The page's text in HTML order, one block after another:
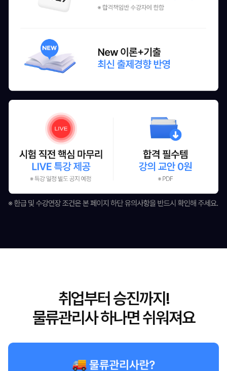
취업부터 승진까지!
물류관리사 하나면 쉬워져요